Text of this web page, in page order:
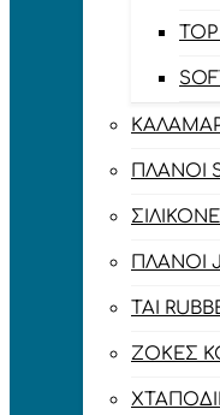
TOP
ΠΛΆΝΟΙ
ΠΛΆΝΟΙ
TAI
ΖΌΚΕΣ